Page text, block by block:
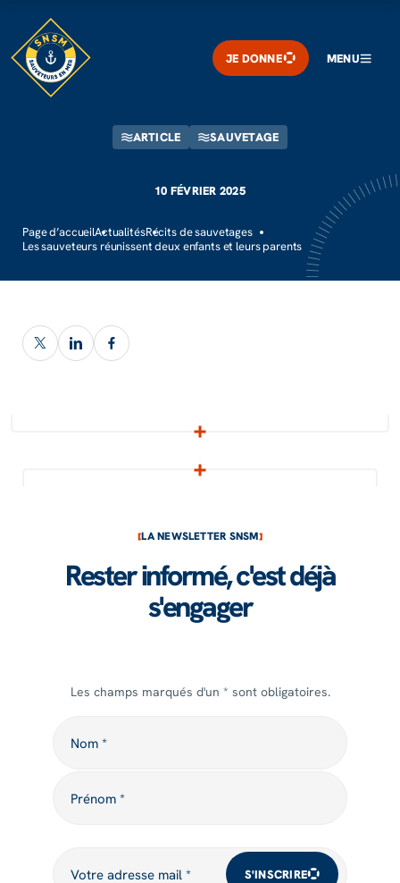
JE DONNE MENU
ARTICLE SAUVETAGE
10 FÉVRIER 2025
Page d’accueilActualitésRécits de sauvetages
Les sauveteurs réunissent deux enfants et leurs parents
LA NEWSLETTER SNSM
Rester informé, c'est déjà
s'engager
Les champs marqués d'un * sont obligatoires.
Nom *
Prénom *
Votre adresse mail * S'INSCRIRE